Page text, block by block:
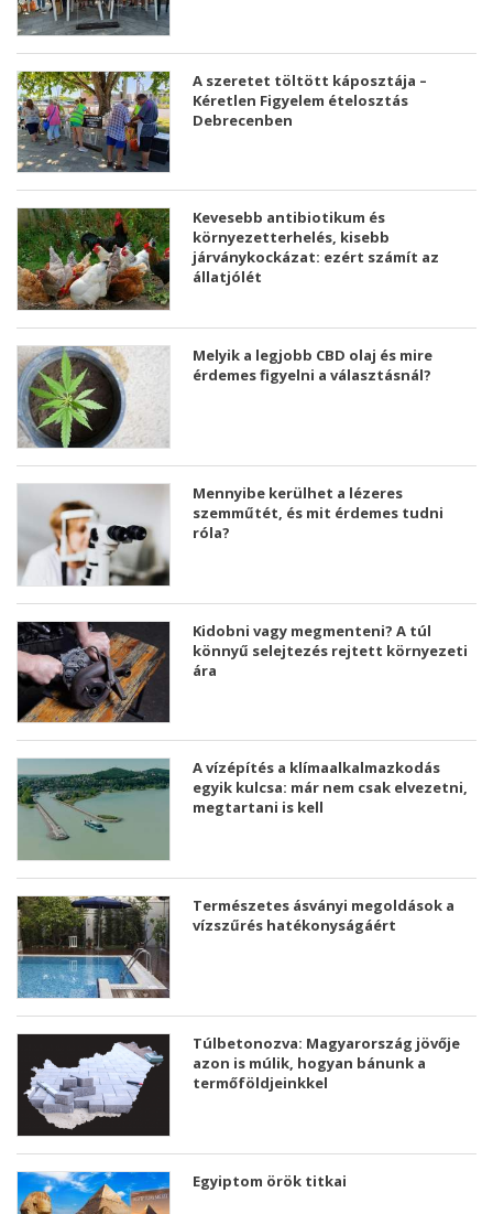
A szeretet töltött káposztája –
Kéretlen Figyelem ételosztás
Debrecenben
Kevesebb antibiotikum és
környezetterhelés, kisebb
járványkockázat: ezért számít az
állatjólét
Melyik a legjobb CBD olaj és mire
érdemes figyelni a választásnál?
Mennyibe kerülhet a lézeres
szemműtét, és mit érdemes tudni
róla?
Kidobni vagy megmenteni? A túl
könnyű selejtezés rejtett környezeti
ára
A vízépítés a klímaalkalmazkodás
egyik kulcsa: már nem csak elvezetni,
megtartani is kell
Természetes ásványi megoldások a
vízszűrés hatékonyságáért
Túlbetonozva: Magyarország jövője
azon is múlik, hogyan bánunk a
termőföldjeinkkel
Egyiptom örök titkai